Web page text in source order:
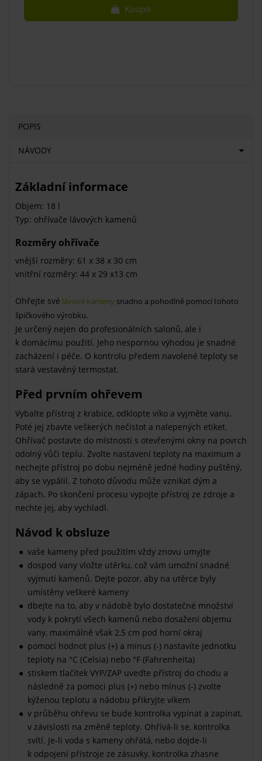
Koupit
POPIS
NÁVODY
Základní informace
Objem: 18 l
Typ: ohřívače lávových kamenů
Rozměry ohřívače
vnější rozměry: 61 x 38 x 30 cm
vnitřní rozměry: 44 x 29 x13 cm
Ohřejte své lávové kameny snadno a pohodlně pomocí tohoto
špičkového výrobku.
Je určený nejen do profesionálních salonů, ale i
k domácímu použití. Jeho nespornou výhodou je snadné
zacházení i péče. O kontrolu předem navolené teploty se
stará vestavěný termostat.
Před prvním ohřevem
Vybalte přístroj z krabice, odklopte víko a vyjměte vanu.
Poté jej zbavte veškerých nečistot a nalepených etiket.
Ohřívač postavte do místnosti s otevřenými okny na povrch
odolný vůči teplu. Zvolte nastavení teploty na maximum a
nechejte přístroj po dobu nejméně jedné hodiny puštěný,
aby se vypálil. Z tohoto důvodu může vznikat dým a
zápach. Po skončení procesu vypojte přístroj ze zdroje a
nechte jej, aby vychladl.
Návod k obsluze
vaše kameny před použitím vždy znovu umyjte
dospod vany vložte utěrku, což vám umožní snadné
vyjmutí kamenů. Dejte pozor, aby na utěrce byly
umístěny veškeré kameny
dbejte na to, aby v nádobě bylo dostatečné množství
vody k pokrytí všech kamenů nebo dosažení objemu
vany, maximálně však 2,5 cm pod horní okraj
pomocí hodnot plus (+) a mínus (-) nastavíte jednotku
teploty na °C (Celsia) nebo °F (Fahrenheita)
stiskem tlačítek VYP/ZAP uveďte přístroj do chodu a
následně za pomoci plus (+) nebo mínus (-) zvolte
kýženou teplotu a nádobu přikryjte víkem
v průběhu ohřevu se bude kontrolka vypínat a zapínat,
v závislosti na změně teploty. Ohřívá-li se, kontrolka
svítí. Je-li voda s kameny ohřátá, nebo dojde-li
k odpojení přístroje ze zásuvky, kontrolka zhasne